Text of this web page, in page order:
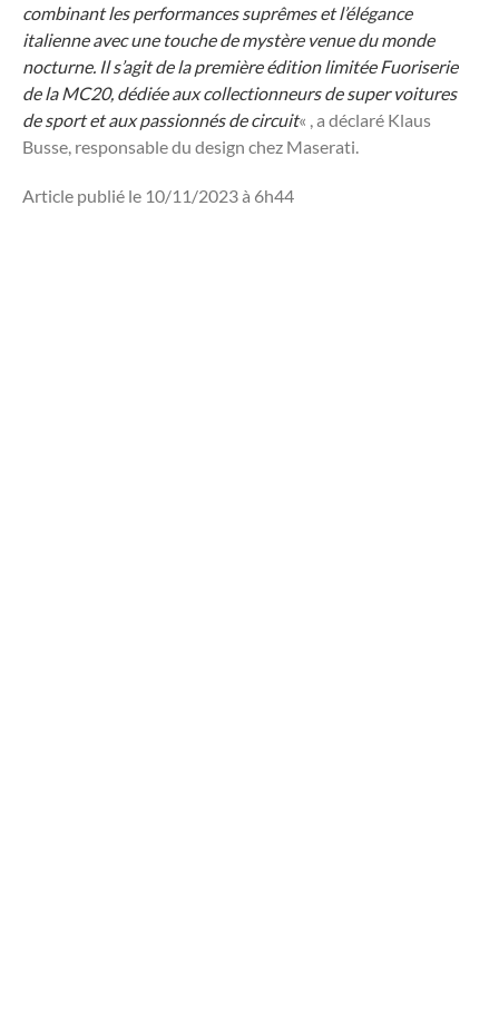
combinant les performances suprêmes et l’élégance
italienne avec une touche de mystère venue du monde
nocturne. Il s’agit de la première édition limitée Fuoriserie
de la MC20, dédiée aux collectionneurs de super voitures
de sport et aux passionnés de circuit« , a déclaré Klaus
Busse, responsable du design chez Maserati.
Article publié le 10/11/2023 à 6h44